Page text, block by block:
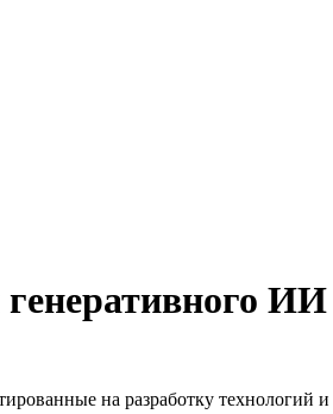
ИИ
на разработку технологий